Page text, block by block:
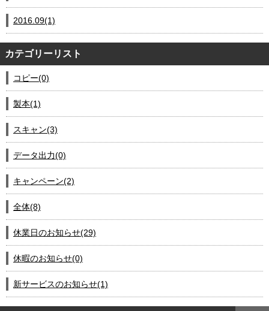
2016.09(1)
カテゴリーリスト
コピー(0)
製本(1)
スキャン(3)
データ出力(0)
キャンペーン(2)
全体(8)
休業日のお知らせ(29)
休暇のお知らせ(0)
新サービスのお知らせ(1)